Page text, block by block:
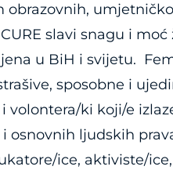
slavi snagu i moć
u BiH i svijetu.
sposobne i
volontera/ki koji/e
ljudskih
ice, aktiviste/